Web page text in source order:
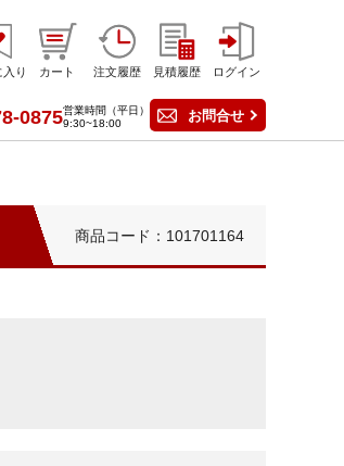
入り カート 注文履歴 見積履歴 ログイン
0875営業時間（平日）
9:30~18:00
お問合せ
商品コード：101701164